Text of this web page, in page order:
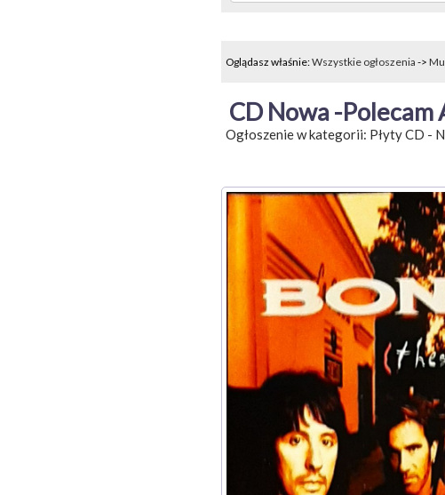
Oglądasz właśnie:Wszystkie ogłoszenia ->
CD Nowa -Polecam
Ogłoszenie w kategorii: Płyty CD -